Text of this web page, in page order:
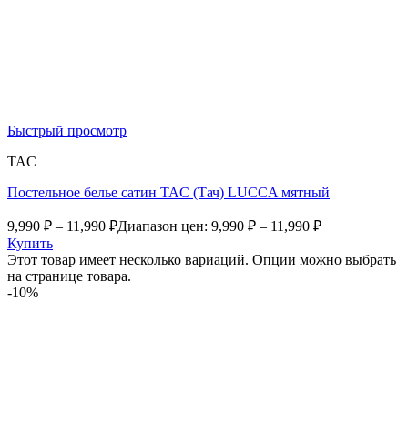
Быстрый просмотр
TAC
Постельное белье сатин TAC (Тач) LUCCA мятный
9,990 ₽ – 11,990 ₽Диапазон цен: 9,990 ₽ – 11,990 ₽
Купить
Этот товар имеет несколько вариаций. Опции можно выбрать
на странице товара.
-10%